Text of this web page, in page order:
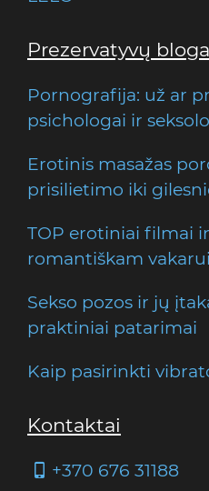
Prezervatyvų
Pornografija: už ar
psichologai ir
Erotinis masažas
prisilietimo iki
TOP erotiniai filmai
romantiškam vakarui
Sekso pozos ir jų
praktiniai patarimai
Kaip pasirinkti
Kontaktai
+370 676 31188